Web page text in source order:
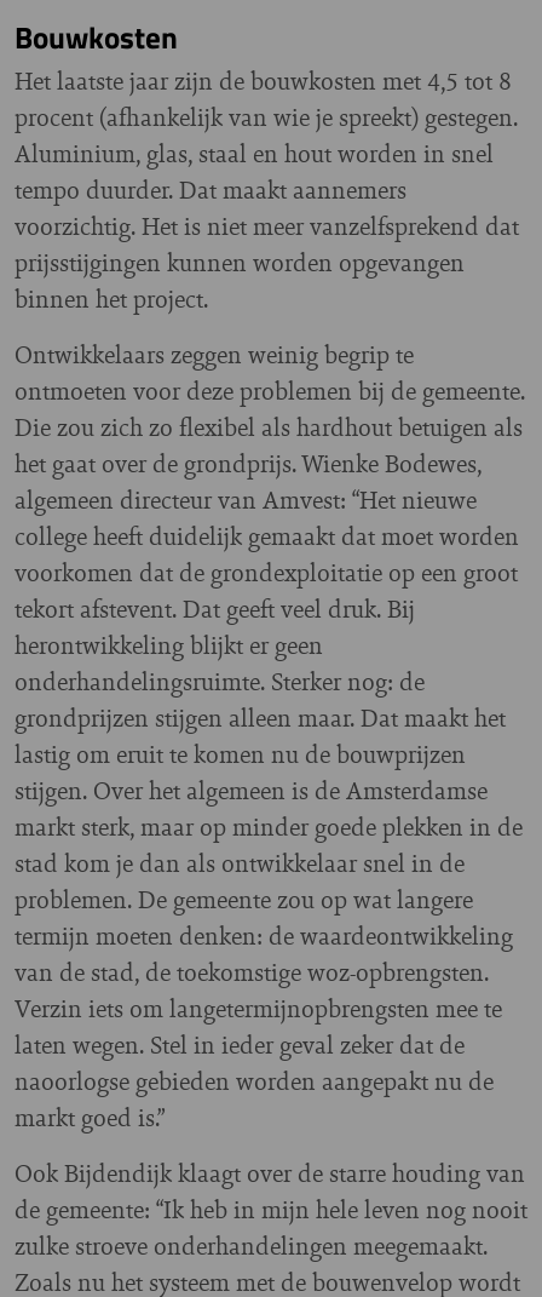
Bouwkosten
Het laatste jaar zijn de bouwkosten met 4,5 tot 8
procent (afhankelijk van wie je spreekt) gestegen.
Aluminium, glas, staal en hout worden in snel
tempo duurder. Dat maakt aannemers
voorzichtig. Het is niet meer vanzelfsprekend dat
prijsstijgingen kunnen worden opgevangen
binnen het project.
Ontwikkelaars zeggen weinig begrip te
ontmoeten voor deze problemen bij de gemeente.
Die zou zich zo flexibel als hardhout betuigen als
het gaat over de grondprijs. Wienke Bodewes,
algemeen directeur van Amvest: “Het nieuwe
college heeft duidelijk gemaakt dat moet worden
voorkomen dat de grondexploitatie op een groot
tekort afstevent. Dat geeft veel druk. Bij
herontwikkeling blijkt er geen
onderhandelingsruimte. Sterker nog: de
grondprijzen stijgen alleen maar. Dat maakt het
lastig om eruit te komen nu de bouwprijzen
stijgen. Over het algemeen is de Amsterdamse
markt sterk, maar op minder goede plekken in de
stad kom je dan als ontwikkelaar snel in de
problemen. De gemeente zou op wat langere
termijn moeten denken: de waardeontwikkeling
van de stad, de toekomstige woz-opbrengsten.
Verzin iets om langetermijnopbrengsten mee te
laten wegen. Stel in ieder geval zeker dat de
naoorlogse gebieden worden aangepakt nu de
markt goed is.”
Ook Bijdendijk klaagt over de starre houding van
de gemeente: “Ik heb in mijn hele leven nog nooit
zulke stroeve onderhandelingen meegemaakt.
Zoals nu het systeem met de bouwenvelop wordt